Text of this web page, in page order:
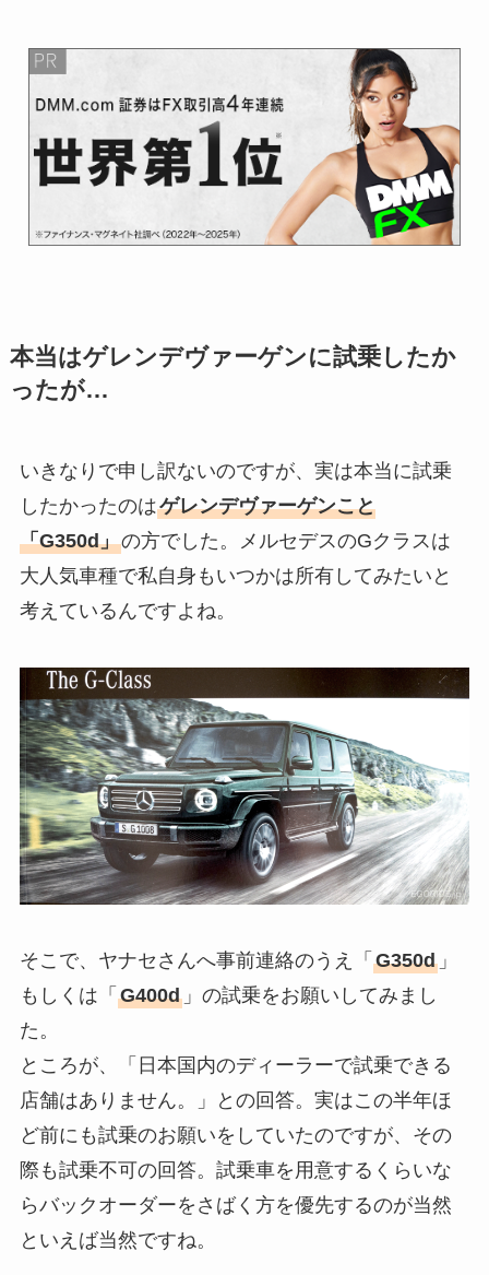
本当はゲレンデヴァーゲンに試乗したか
ったが…
いきなりで申し訳ないのですが、実は本当に試乗
したかったのはゲレンデヴァーゲンこと
「G350d」の方でした。メルセデスのGクラスは
大人気車種で私自身もいつかは所有してみたいと
考えているんですよね。
そこで、ヤナセさんへ事前連絡のうえ「 G350d」
もしくは「 G400d」の試乗をお願いしてみまし
た。
ところが、「日本国内のディーラーで試乗できる
店舗はありません。」との回答。実はこの半年ほ
ど前にも試乗のお願いをしていたのですが、その
際も試乗不可の回答。試乗車を用意するくらいな
らバックオーダーをさばく方を優先するのが当然
といえば当然ですね。